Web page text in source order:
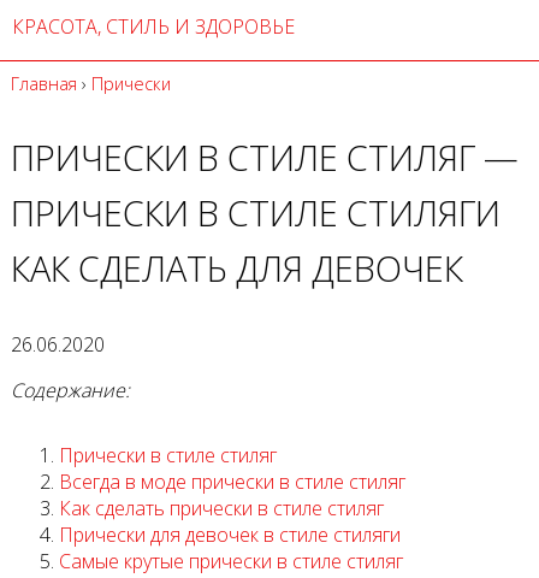
КРАСОТА, СТИЛЬ И ЗДОРОВЬЕ
Главная › Прически
ПРИЧЕСКИ В СТИЛЕ СТИЛЯГ —
ПРИЧЕСКИ В СТИЛЕ СТИЛЯГИ
КАК СДЕЛАТЬ ДЛЯ ДЕВОЧЕК
26.06.2020
Содержание:
Прически в стиле стиляг
Всегда в моде прически в стиле стиляг
Как сделать прически в стиле стиляг
Прически для девочек в стиле стиляги
Самые крутые прически в стиле стиляг